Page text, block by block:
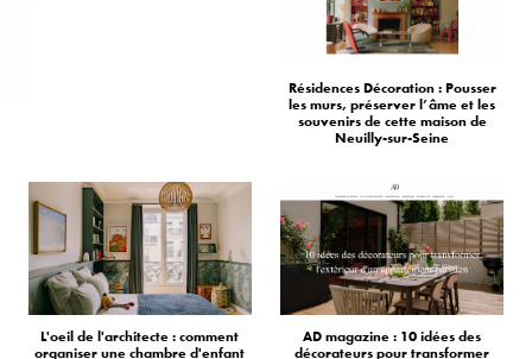
Résidences Décoration : Pousser
les murs, préserver l’âme et les
souvenirs de cette maison de
Neuilly-sur-Seine
L'oeil de l'architecte : comment
organiser une chambre d'enfant
AD magazine : 10 idées des
décorateurs pour transformer